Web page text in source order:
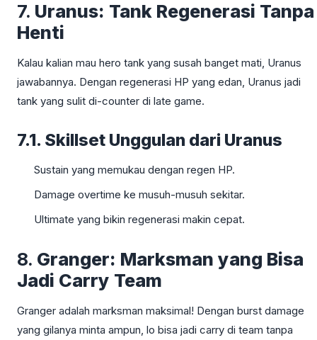
7. Uranus: Tank Regenerasi Tanpa
Henti
Kalau kalian mau hero tank yang susah banget mati, Uranus
jawabannya. Dengan regenerasi HP yang edan, Uranus jadi
tank yang sulit di-counter di late game.
7.1. Skillset Unggulan dari Uranus
Sustain yang memukau dengan regen HP.
Damage overtime ke musuh-musuh sekitar.
Ultimate yang bikin regenerasi makin cepat.
8. Granger: Marksman yang Bisa
Jadi Carry Team
Granger adalah marksman maksimal! Dengan burst damage
yang gilanya minta ampun, lo bisa jadi carry di team tanpa